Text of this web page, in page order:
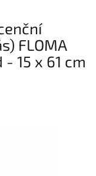
FLOMA
15 x 61 cm